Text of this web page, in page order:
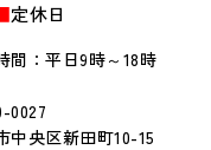
定休日
間：平日9時～18時
0027
中央区新田町10-15